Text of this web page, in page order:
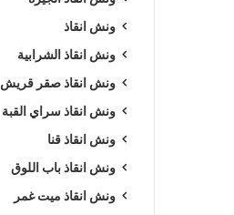
ونش انقاذ
ونش انقاذ الشرابية
ونش انقاذ صقر قريش
ونش انقاذ سراي القبة
ونش انقاذ قنا
ونش انقاذ باب اللوق
ونش انقاذ ميت غمر